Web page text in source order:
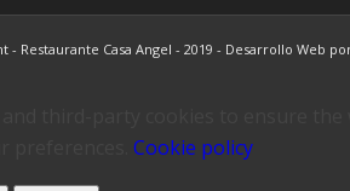
- Restaurante Casa Angel - 2019 - Desarrollo Web
and third-party cookies to ensure
preferences. Cookie policy